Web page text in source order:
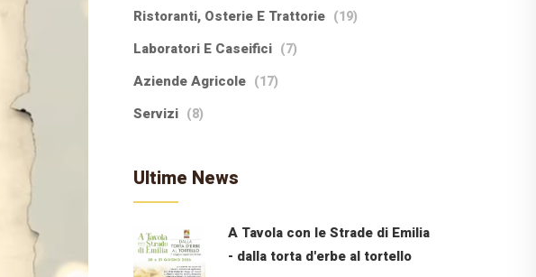
Ristoranti, Osterie E Trattorie (19)
Laboratori E Caseifici (7)
Aziende Agricole (17)
Servizi (8)
Ultime News
A Tavola con le Strade di Emilia
- dalla torta d'erbe al tortello